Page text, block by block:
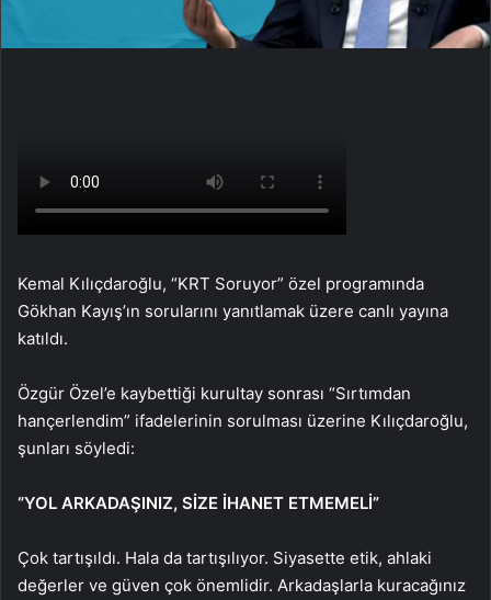
Kemal Kılıçdaroğlu, “KRT Soruyor” özel programında
Gökhan Kayış’ın sorularını yanıtlamak üzere canlı yayına
katıldı.
Özgür Özel’e kaybettiği kurultay sonrası “Sırtımdan
hançerlendim” ifadelerinin sorulması üzerine Kılıçdaroğlu,
şunları söyledi:
“YOL ARKADAŞINIZ, SİZE İHANET ETMEMELİ”
Çok tartışıldı. Hala da tartışılıyor. Siyasette etik, ahlaki
değerler ve güven çok önemlidir. Arkadaşlarla kuracağınız